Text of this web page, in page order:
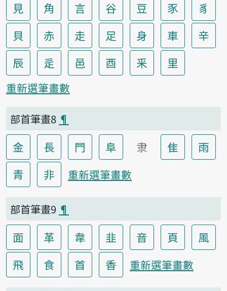
見 角 言 谷 豆 豕
豸
貝
赤 走 足 身 車
辛
辰
辵 邑 酉 釆 里
重新選筆畫數
部首筆畫8 ¶
金 長 門 阜 隶 隹
雨
青
非 重新選筆畫數
部首筆畫9 ¶
面 革 韋 韭 音 頁
風
飛
食 首 香 重新選筆畫數